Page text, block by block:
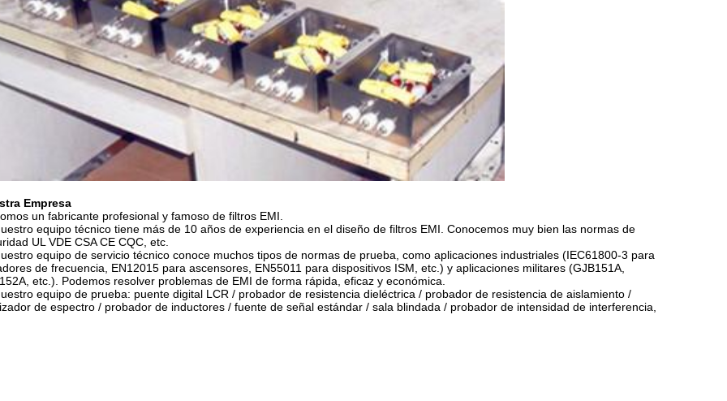
Empresa
un fabricante profesional y famoso de filtros EMI.
equipo técnico tiene más de 10 años de experiencia en el diseño de filtros EMI. Conocemos muy bien las normas de
UL VDE CSA CE CQC, etc.
equipo de servicio técnico conoce muchos tipos de normas de prueba, como aplicaciones industriales (IEC61800-3 para
de frecuencia, EN12015 para ascensores, EN55011 para dispositivos ISM, etc.) y aplicaciones militares (GJB151A,
etc.). Podemos resolver problemas de EMI de forma rápida, eficaz y económica.
equipo de prueba: puente digital LCR / probador de resistencia dieléctrica / probador de resistencia de aislamiento /
de espectro / probador de inductores / fuente de señal estándar / sala blindada / probador de intensidad de interferencia,